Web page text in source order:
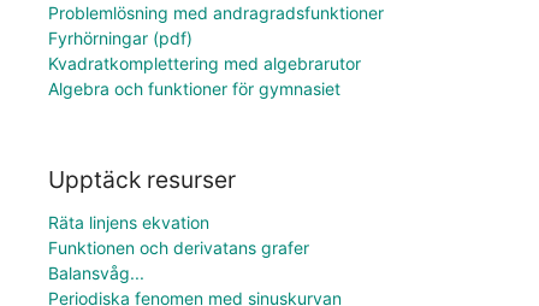
Problemlösning med andragradsfunktioner
Fyrhörningar (pdf)
Kvadratkomplettering med algebrarutor
Algebra och funktioner för gymnasiet
Upptäck resurser
Räta linjens ekvation
Funktionen och derivatans grafer
Balansvåg...
Periodiska fenomen med sinuskurvan